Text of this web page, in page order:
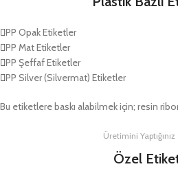
PP Opak Etiketler
PP Mat Etiketler
PP Şeffaf Etiketler
PP Silver (Silvermat) Etiketler
Bu etiketlere baskı alabilmek için; resin
Üretimini
Özel